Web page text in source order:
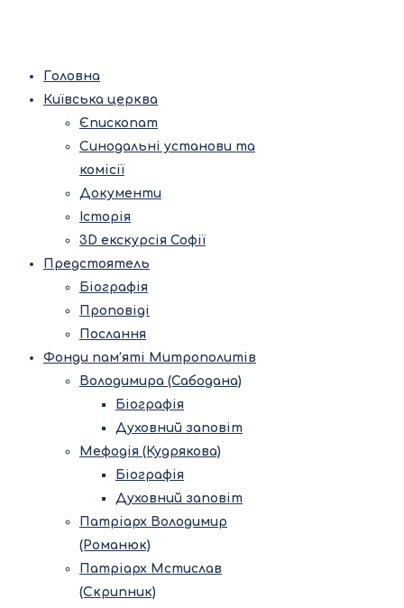
Головна
Київська церква
Єпископат
Синодальні установи та
комісії
Документи
Історія
3D екскурсія Софії
Предстоятель
Біографія
Проповіді
Послання
Фонди пам’яті Митрополитів
Володимира (Сабодана)
Біографія
Духовний заповіт
Мефодія (Кудрякова)
Біографія
Духовний заповіт
Патріарх Володимир
(Романюк)
Патріарх Мстислав
(Скрипник)